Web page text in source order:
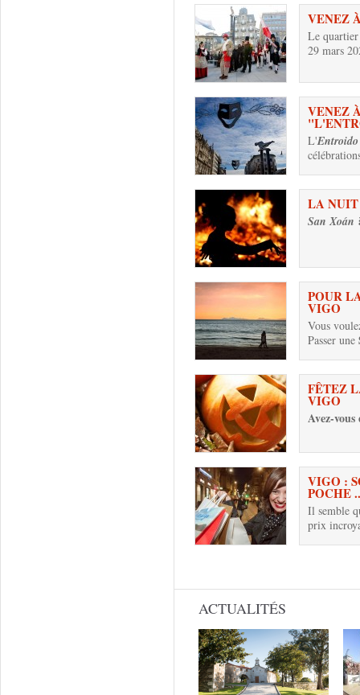
VENEZ
Le
29 mars
VENEZ
L'Entroido
LA NUIT
San Xoán
POUR
VIGO
Vous
Passer une
FÊTEZ
VIGO
Avez-
VIGO :
POCHE
Il semble
prix
ACTUALITÉS